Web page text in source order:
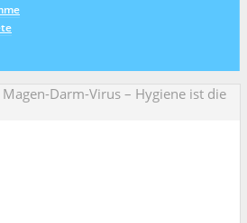
Magen-Darm-Virus – Hygiene ist die